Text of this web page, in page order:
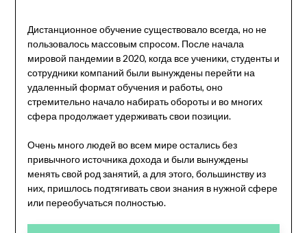
Дистанционное обучение существовало всегда, но не
пользовалось массовым спросом. После начала
мировой пандемии в 2020, когда все ученики, студенты и
сотрудники компаний были вынуждены перейти на
удаленный формат обучения и работы, оно
стремительно начало набирать обороты и во многих
сфера продолжает удерживать свои позиции.
Очень много людей во всем мире остались без
привычного источника дохода и были вынуждены
менять свой род занятий, а для этого, большинству из
них, пришлось подтягивать свои знания в нужной сфере
или переобучаться полностью.